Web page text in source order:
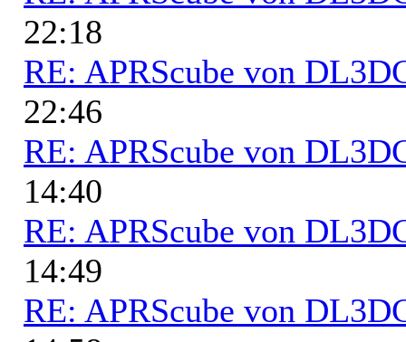
22:18
RE: APRScube von
22:46
RE: APRScube von
14:40
RE: APRScube von
14:49
RE: APRScube von